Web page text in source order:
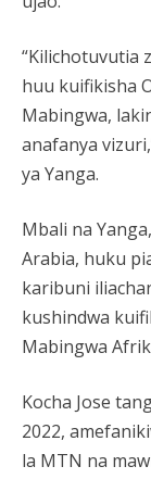
“Kilichotuvutia
huu kuifikisha
Mabingwa,
anafanya
ya Yanga.
Mbali na
Arabia, huku
karibuni
kushindwa
Mabingwa
Kocha Jose
2022,
la MTN na